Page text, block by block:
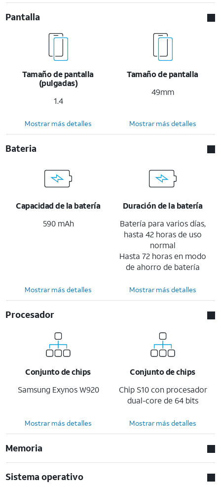
Pantalla
Tamaño de pantalla
(pulgadas)
1.4
Tamaño de pantalla
49mm
Mostrar más detalles Mostrar más detalles
Bateria
Capacidad de la batería
590 mAh
Duración de la batería
Batería para varios días,
hasta 42 horas de uso
normal
Hasta 72 horas en modo
de ahorro de batería
Mostrar más detalles Mostrar más detalles
Procesador
Conjunto de chips
Samsung Exynos W920
Conjunto de chips
Chip S10 con procesador
dual-core de 64 bits
Mostrar más detalles Mostrar más detalles
Memoria
Sistema operativo